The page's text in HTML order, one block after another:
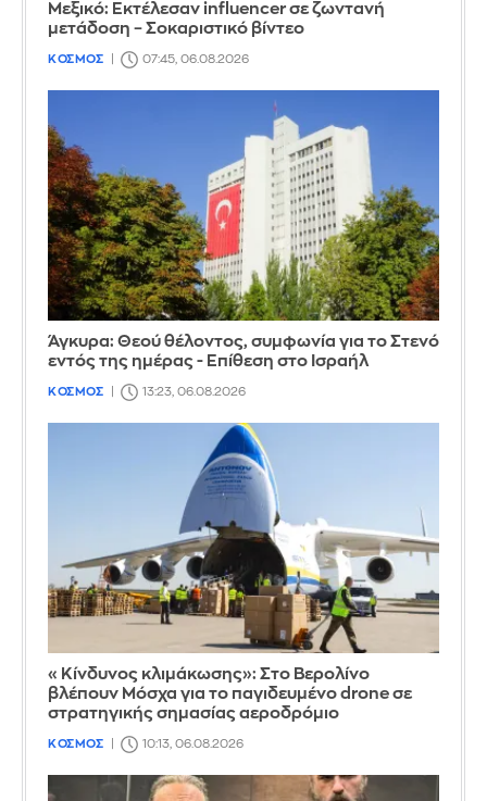
Μεξικό: Εκτέλεσαν influencer σε ζωντανή
μετάδοση – Σοκαριστικό βίντεο
ΚΟΣΜΟΣ 07:45, 06.08.2026
Άγκυρα: Θεού θέλοντος, συμφωνία για το Στενό
εντός της ημέρας - Επίθεση στο Ισραήλ
ΚΟΣΜΟΣ 13:23, 06.08.2026
«Κίνδυνος κλιμάκωσης»: Στο Βερολίνο
βλέπουν Μόσχα για το παγιδευμένο drone σε
στρατηγικής σημασίας αεροδρόμιο
ΚΟΣΜΟΣ 10:13, 06.08.2026